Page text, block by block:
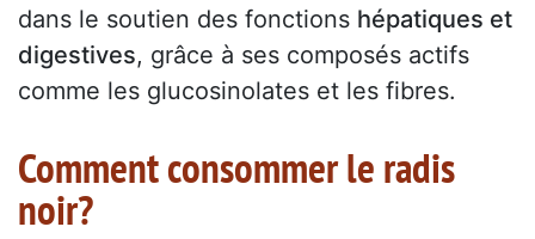
dans le soutien des fonctions hépatiques et
digestives, grâce à ses composés actifs
comme les glucosinolates et les fibres.
Comment consommer le radis
noir?